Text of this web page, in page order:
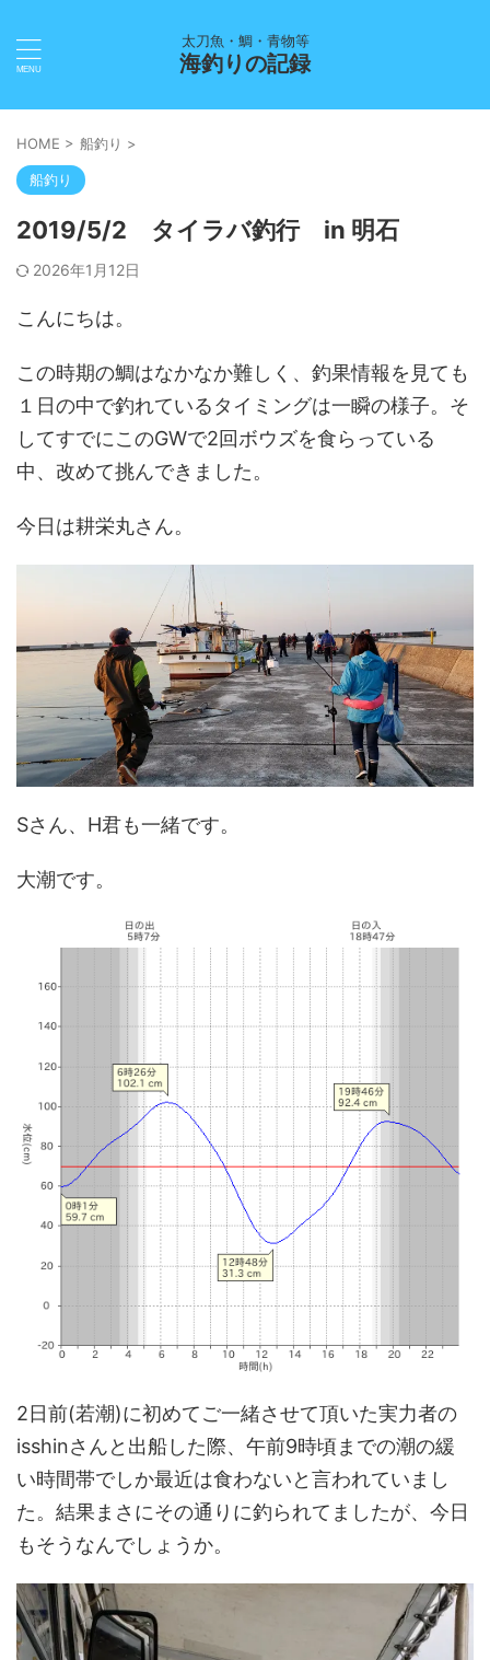
太刀魚・鯛・青物等
海釣りの記録
HOME > 船釣り >
船釣り
2019/5/2 タイラバ釣行 in 明石
2026年1月12日
こんにちは。
この時期の鯛はなかなか難しく、釣果情報を見ても
１日の中で釣れているタイミングは一瞬の様子。そ
してすでにこのGWで2回ボウズを食らっている
中、改めて挑んできました。
今日は耕栄丸さん。
Sさん、H君も一緒です。
大潮です。
2日前(若潮)に初めてご一緒させて頂いた実力者の
isshinさんと出船した際、午前9時頃までの潮の緩
い時間帯でしか最近は食わないと言われていまし
た。結果まさにその通りに釣られてましたが、今日
もそうなんでしょうか。